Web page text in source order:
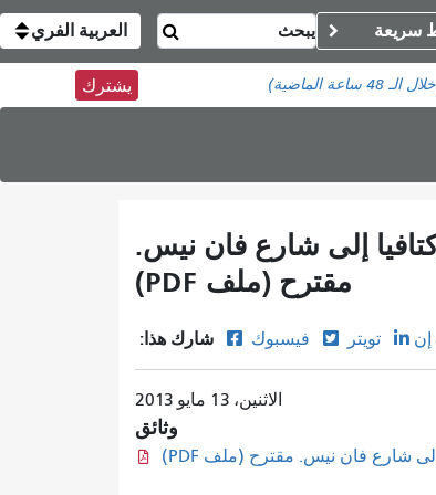
سريعة العربية الفري
خلال الـ 48 ساعة الماضية) يشترك
إلى شارع فان نيس.
مقترح (ملف PDF)
شارك هذا: فيسبوك تويتر إن
الاثنين، 13 مايو 2013
وثائق